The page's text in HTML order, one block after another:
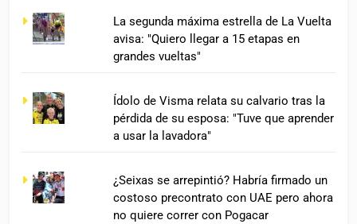
La segunda máxima estrella de La Vuelta
avisa: "Quiero llegar a 15 etapas en
grandes vueltas"
Ídolo de Visma relata su calvario tras la
pérdida de su esposa: "Tuve que aprender
a usar la lavadora"
¿Seixas se arrepintió? Habría firmado un
costoso precontrato con UAE pero ahora
no quiere correr con Pogacar